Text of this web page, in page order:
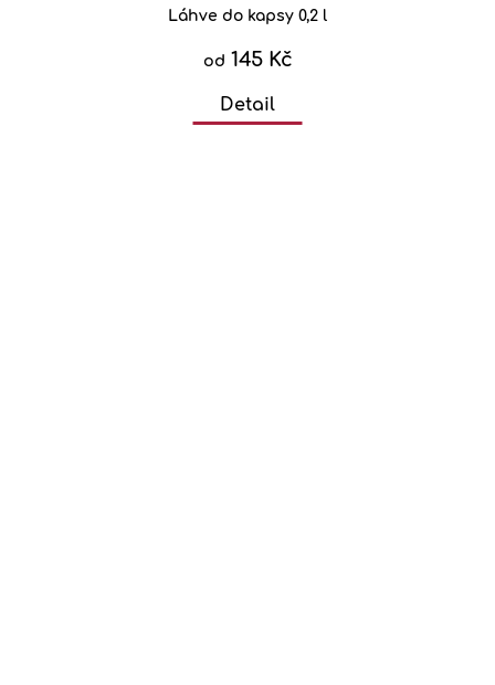
Láhve do kapsy 0,2 l
od 145 Kč
Detail